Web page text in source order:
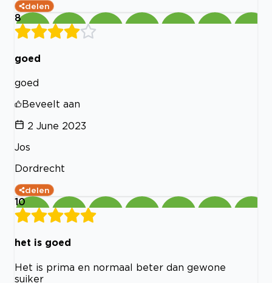
delen
8
goed
goed
Beveelt aan
2 June 2023
Jos
Dordrecht
delen
10
het is goed
Het is prima en normaal beter dan gewone
suiker